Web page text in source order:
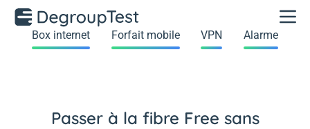
Box internet Forfait mobile VPN Alarme
Passer à la fibre Free sans